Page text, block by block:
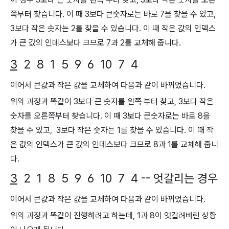
쪽부터 찾습니다. 이 때 3보다 큰숫자로는 바로 7을 찾을 수 있고,
3보다 작은 숫자는 2를 찾을 수 있습니다. 이 때 작은 값의 인덱스
가 큰 값의 인데스보다 크므로 7과 2를 교체해 줍니다.
3 2 8 1 5 9 6 10 7 4
이어서 큰값과 작은 값을 교체하여 다음과 같이 바뀌었습니다.
위의 과정과 똑같이 3보다 큰 숫자를 왼쪽 부터 찾고, 3보다 작은
숫자를 오른쪽부터 찾습니다. 이 때 3보다 큰숫자로는 바로 8을
찾을 수 있고, 3보다 작은 숫자는 1를 찾을 수 있습니다. 이 때 작
은 값의 인덱스가 큰 값의 인데스보다 크므로 8과 1를 교체해 줍니
다.
3 2 1 8 5 9 6 10 7 4 -- 엇갈리는 경우
이어서 큰값과 작은 값을 교체하여 다음과 같이 바뀌었습니다.
위의 과정과 똑같이 진행하려고 하는데, 1과 8이 엇갈려버린 상황